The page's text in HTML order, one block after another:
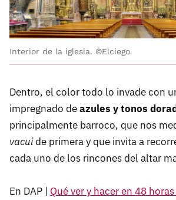
Interior de la iglesia. ©Elciego.
Dentro, el color todo lo invade con
impregnado deazules y tonos
principalmente barroco, que nos
vacuide primera y que invita a
cada uno de los rincones del altar
En DAP | Qué ver y hacer en 48